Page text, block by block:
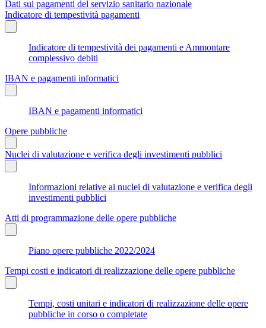
Dati sui pagamenti del servizio sanitario nazionale
Indicatore di tempestività pagamenti
Indicatore di tempestività dei pagamenti e Ammontare
complessivo debiti
IBAN e pagamenti informatici
IBAN e pagamenti informatici
Opere pubbliche
Nuclei di valutazione e verifica degli investimenti pubblici
Informazioni relative ai nuclei di valutazione e verifica degli
investimenti pubblici
Atti di programmazione delle opere pubbliche
Piano opere pubbliche 2022/2024
Tempi costi e indicatori di realizzazione delle opere pubbliche
Tempi, costi unitari e indicatori di realizzazione delle opere
pubbliche in corso o completate